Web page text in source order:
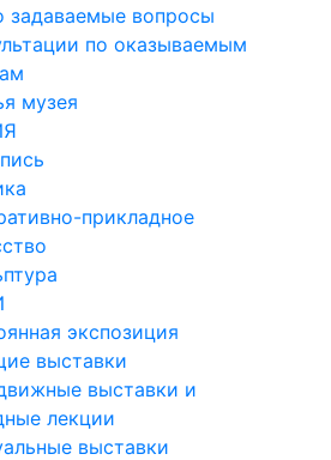
задаваемые вопросы
по оказываемым
музея
прикладное
экспозиция
выставки
выставки и
лекции
выставки